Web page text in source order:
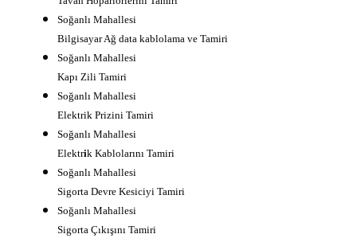
Soğanlı Mahallesi
Bilgisayar Ağ data kablolama ve Tamiri
Soğanlı Mahallesi
Kapı Zili Tamiri
Soğanlı Mahallesi
Elektrik Prizini Tamiri
Soğanlı Mahallesi
Elektrik Kablolarını Tamiri
Soğanlı Mahallesi
Sigorta Devre Kesiciyi Tamiri
Soğanlı Mahallesi
Sigorta Çıkışını Tamiri